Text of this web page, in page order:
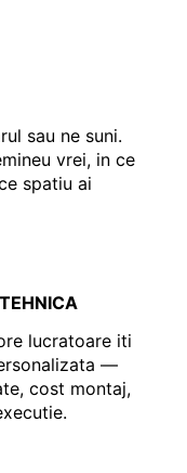
sau ne suni.
vrei, in ce
spatiu ai
lucratoare iti
—
cost montaj,